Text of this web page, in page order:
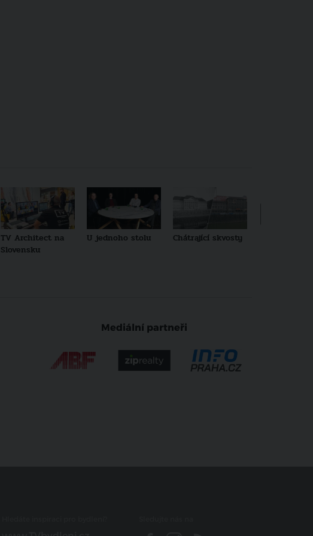
TV Architect na
Slovensku
U jednoho stolu Chátrající skvosty
Mediální partneři